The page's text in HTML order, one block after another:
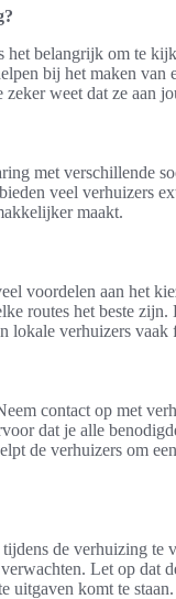
belangrijk om te
bij het maken van
weet dat ze aan
met verschillende
veel verhuizers
maakt.
voordelen aan het
routes het beste
lokale verhuizers
contact op met
dat je alle
de verhuizers om
de verhuizing te
Let op dat
uitgaven komt te staan.